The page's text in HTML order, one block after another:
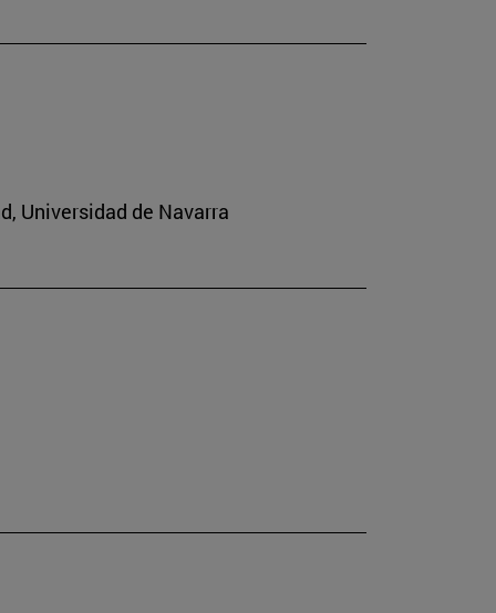
Universidad de Navarra